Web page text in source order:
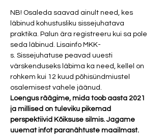
NB! Osaleda saavad ainult need, kes
läbinud kohustusliku sissejuhatava
praktika. Palun ära registreeru kui sa pole
seda läbinud. Lisainfo MKK-
s. Sissejuhatuse peavad uuesti
värskenduseks läbima ka need, kellel on
rohkem kui 12 kuud põhisündmiustel
osalemisest vahele jäänud.
Loengus räägime, mida toob aasta 2021
ja millised on tuleviku pikemad
perspektiivid Kõiksuse silmis. Jagame
uuemat infot paranähtuste maailmast.